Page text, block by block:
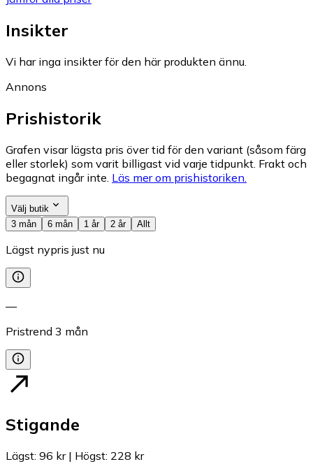
Insikter
Vi har inga insikter för den här produkten ännu.
Annons
Prishistorik
Grafen visar lägsta pris över tid för den variant (såsom färg
eller storlek) som varit billigast vid varje tidpunkt. Frakt och
begagnat ingår inte. Läs mer om prishistoriken.
Välj butik
3 mån
6 mån 1 år 2 år Allt
Lägst nypris just nu
—
Pristrend 3 mån
Stigande
Lägst: 96 kr| Högst: 228 kr